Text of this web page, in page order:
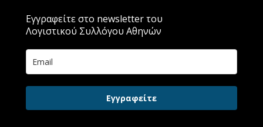
Εγγραφείτε στο newsletter του
Λογιστικού Συλλόγου Αθηνών
Εγγραφείτε